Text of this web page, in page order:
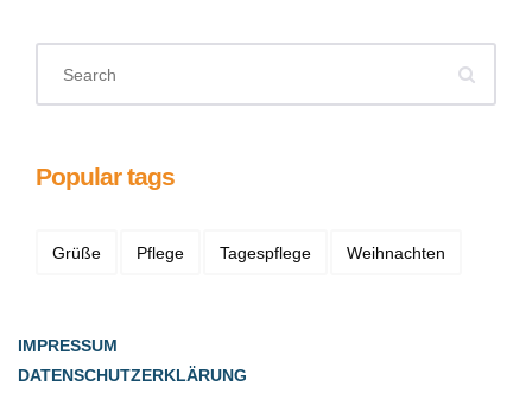
Popular tags
Grüße Pflege Tagespflege Weihnachten
IMPRESSUM
DATENSCHUTZERKLÄRUNG